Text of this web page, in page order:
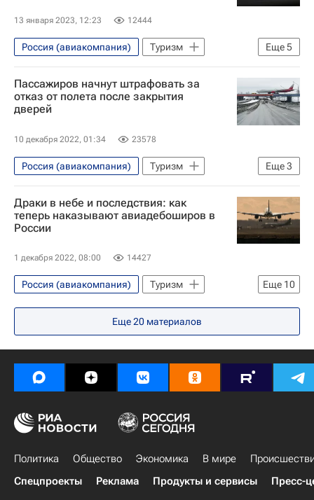
13 января 2023, 12:23 12444
Еще5
Россия (авиакомпания)
Туризм
Туризм
туристы
Новости - Туризм
Санкт-Петербург
Пулково (аэропорт)
Пассажиров начнут штрафовать за
отказ от полета после закрытия
дверей
10 декабря 2022, 01:34 23578
Еще3
Россия (авиакомпания)
Туризм
Пассажиры
Новости - Туризм
Туризм
Драки в небе и последствия: как
теперь наказывают авиадебоширов в
России
1 декабря 2022, 08:00 14427
Еще 10
Россия (авиакомпания)
Туризм
Туризм
Проблемы - Туризм
Аэрофлот
авиакомпании
Аэропорты
Пассажиры
Новосибирск
Толмачево (аэропорт)
Актуальное - Туризм
Еще20 материалов
Политика Общество Экономика В мире
Спецпроекты
Реклама Продукты и сервисы Пресс-